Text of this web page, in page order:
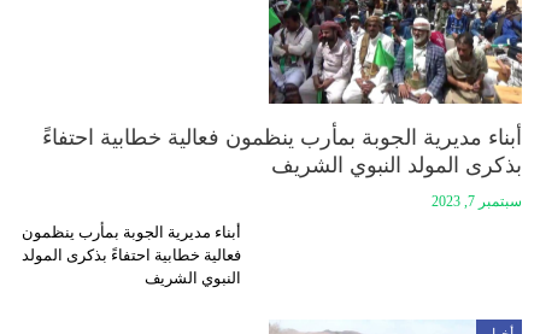
أبناء مديرية الجوبة بمأرب ينظمون فعالية خطابية احتفاءً
بذكرى المولد النبوي الشريف
سبتمبر 7, 2023
أبناء مديرية الجوبة بمأرب ينظمون
فعالية خطابية احتفاءً بذكرى المولد
النبوي الشريف